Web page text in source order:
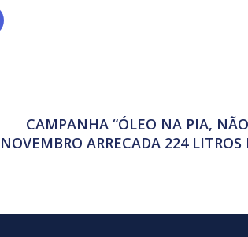
CAMPANHA “ÓLEO NA PIA,
NOVEMBRO ARRECADA 224